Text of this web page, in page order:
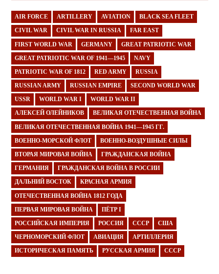
AIR FORCE ARTILLERY AVIATION BLACK SEA FLEET
CIVIL WAR CIVIL WAR IN RUSSIA FAR EAST
FIRST WORLD WAR GERMANY GREAT PATRIOTIC WAR
GREAT PATRIOTIC WAR OF 1941—1945 NAVY
PATRIOTIC WAR OF 1812 RED ARMY RUSSIA
RUSSIAN ARMY RUSSIAN EMPIRE SECOND WORLD WAR
USSR WORLD WAR I WORLD WAR II
АЛЕКСЕЙ ОЛЕЙНИКОВ ВЕЛИКАЯ ОТЕЧЕСТВЕННАЯ ВОЙНА
ВЕЛИКАЯ ОТЕЧЕСТВЕННАЯ ВОЙНА 1941—1945 ГГ.
ВОЕННО-МОРСКОЙ ФЛОТ ВОЕННО-ВОЗДУШНЫЕ СИЛЫ
ВТОРАЯ МИРОВАЯ ВОЙНА ГРАЖДАНСКАЯ ВОЙНА
ГЕРМАНИЯ ГРАЖДАНСКАЯ ВОЙНА В РОССИИ
ДАЛЬНИЙ ВОСТОК КРАСНАЯ АРМИЯ
ОТЕЧЕСТВЕННАЯ ВОЙНА 1812 ГОДА
ПЕРВАЯ МИРОВАЯ ВОЙНА ПЁТР I
РОССИЙСКАЯ ИМПЕРИЯ РОССИЯ СССР США
ЧЕРНОМОРСКИЙ ФЛОТ АВИАЦИЯ АРТИЛЛЕРИЯ
ИСТОРИЧЕСКАЯ ПАМЯТЬ РУССКАЯ АРМИЯ СССР